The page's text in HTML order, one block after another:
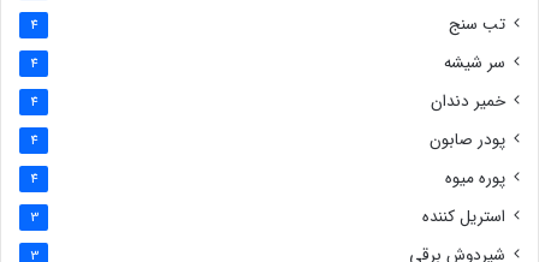
تب سنج 4
سر شیشه 4
خمیر دندان 4
پودر صابون 4
پوره میوه 4
استریل کننده 3
شیردوش برقی 3